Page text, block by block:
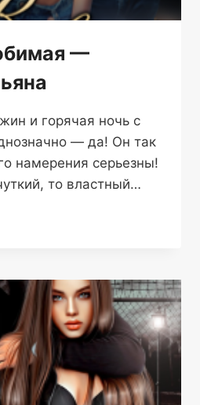
—
и горячая ночь с
— да! Он так
намерения серьезны!
то властный…